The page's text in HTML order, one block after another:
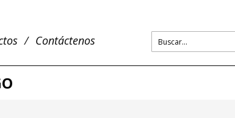
Contáctenos